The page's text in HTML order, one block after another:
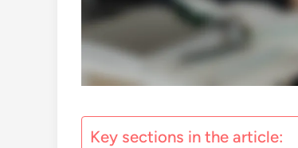
Key sections in the article: